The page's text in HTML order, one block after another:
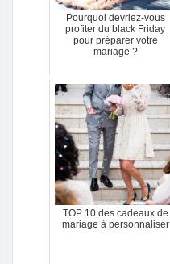
Pourquoi devriez-vous
profiter du black Friday
pour préparer votre
mariage ?
TOP 10 des cadeaux de
mariage à personnaliser